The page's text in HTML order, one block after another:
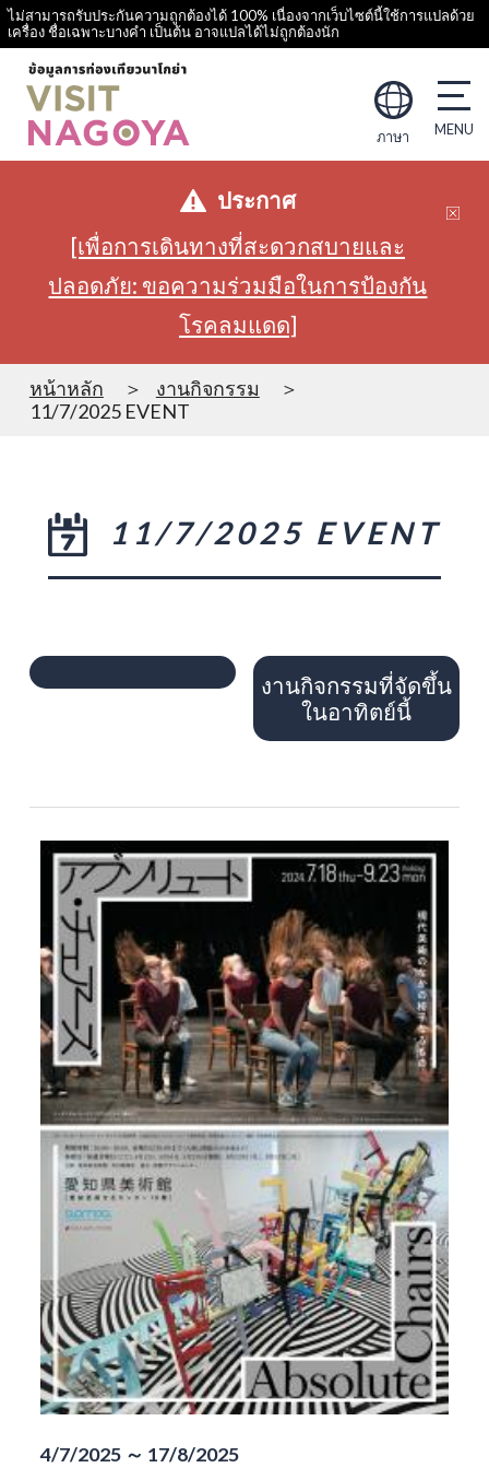
ไม่สามารถรับประกันความถูกต้องได้ 100% เนื่องจากเว็บไซต์นี้ใช้การแปลด้วย
เครื่อง ชื่อเฉพาะบางคำ เป็นต้น อาจแปลได้ไม่ถูกต้องนัก
ภาษา
ประกาศ
[เพื่อการเดินทางที่สะดวกสบายและ
ปลอดภัย: ขอความร่วมมือในการป้องกัน
โรคลมแดด]
หน้าหลัก
งานกิจกรรม
11/7/2025 EVENT
11/7/2025 EVENT
งานกิจกรรมที่จัดขึ้น
ในอาทิตย์นี้
4/7/2025 ～ 17/8/2025